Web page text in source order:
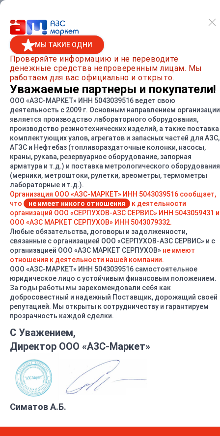
Главная / Каталог товаров
Клапана дыхательные СМДК-50Г
СРАВНИТЬ
Совмещенный механический дыхательный клапан
СМДК-50Г
со встроенным огнепреградителем
МЫ ТАКИЕ ОДНИ
Проверяйте информацию и не переводите
денежные средства непроверенным лицам. Мы
работаем для вас официально и открыто.
Уважаемые партнеры и покупатели!
ООО «АЗС-МАРКЕТ» ИНН 5043039516 ведет свою
деятельность с 2009 г. Основным направлением организации
является производство лабораторного оборудования,
производство резинотехнических изделий, а также поставка
комплектующих узлов, агрегатов и запасных частей для АЗС,
АГЗС и Нефтебаз (топливораздаточные колонки, насосы,
краны, рукава, резервуарное оборудование, запорная
арматура и т.д.) и поставка метрологического оборудования
(мерники, метроштоки, рулетки, ареометры, термометры
лабораторные и т.д.).
Организация ООО «АЗС-МАРКЕТ» ИНН 5043039516 сообщает,
что
не имеет никого отношения
к деятельности
организаций ООО «СЕРПУХОВ-АЗС СЕРВИС» ИНН 5043059431 и
ООО «АЗС МАРКЕТ СЕРПУХОВ» ИНН 5043079332.
Любые обязательства, договоры и задолженности,
связанные с организацией ООО «СЕРПУХОВ-АЗС СЕРВИС» и с
организацией ООО «АЗС МАРКЕТ СЕРПУХОВ» не имеют
отношения к деятельности нашей компании.
ООО «АЗС-МАРКЕТ» ИНН 5043039516 самостоятельное
юридическое лицо с устойчивым финансовым положением.
За годы работы мы зарекомендовали себя как
добросовестный и надежный Поставщик, дорожащий своей
репутацией. Мы открыты к сотрудничеству и гарантируем
прозрачность каждой сделки.
С Уважением,
Директор ООО «АЗС-Маркет»
Симатов А.Б.